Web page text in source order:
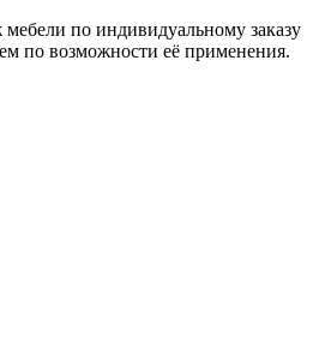
по индивидуальному заказу
по возможности её применения.